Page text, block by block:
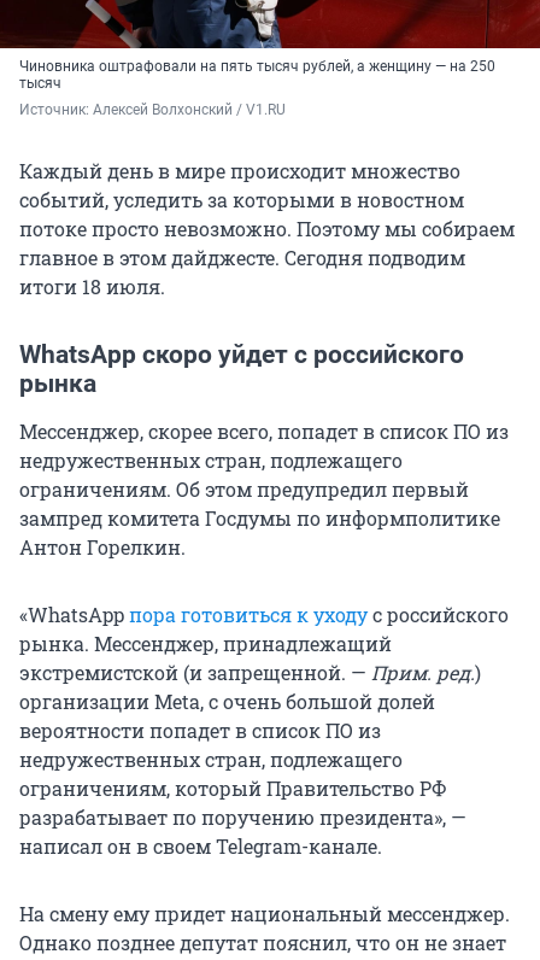
Чиновника оштрафовали на пять тысяч рублей, а женщину — на 250
тысяч
Источник: Алексей Волхонский / V1.RU
Каждый день в мире происходит множество
событий, уследить за которыми в новостном
потоке просто невозможно. Поэтому мы собираем
главное в этом дайджесте. Сегодня подводим
итоги 18 июля.
WhatsApp скоро уйдет с российского
рынка
Мессенджер, скорее всего, попадет в список ПО из
недружественных стран, подлежащего
ограничениям. Об этом предупредил первый
зампред комитета Госдумы по информполитике
Антон Горелкин.
«WhatsAppпора готовиться к уходус российского
рынка. Мессенджер, принадлежащий
экстремистской (и запрещенной. — Прим. ред.)
организации Meta, с очень большой долей
вероятности попадет в список ПО из
недружественных стран, подлежащего
ограничениям, который Правительство РФ
разрабатывает по поручению президента», —
написал он в своем Telegram-канале.
На смену ему придет национальный мессенджер.
Однако позднее депутат пояснил, что он не знает